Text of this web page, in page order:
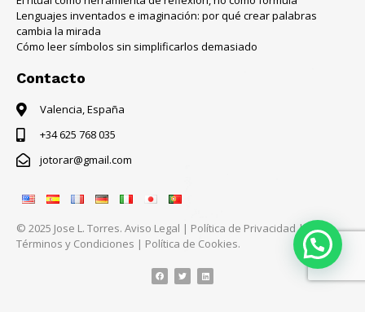
Lenguajes inventados e imaginación: por qué crear palabras
cambia la mirada
Cómo leer símbolos sin simplificarlos demasiado
Contacto
Valencia, España
+34 625 768 035
jotorar@gmail.com
© 2025 Jose L. Torres. Aviso Legal | Política de Privacidad|
Términos y Condiciones | Política de Cookies.